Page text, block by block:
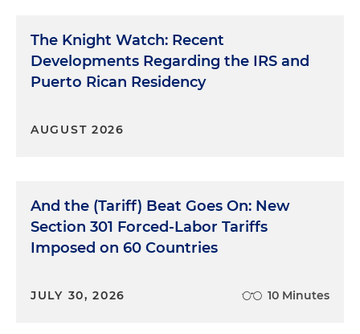
The Knight Watch: Recent
Developments Regarding the IRS and
Puerto Rican Residency
AUGUST 2026
And the (Tariff) Beat Goes On: New
Section 301 Forced-Labor Tariffs
Imposed on 60 Countries
JULY 30, 2026 10 Minutes